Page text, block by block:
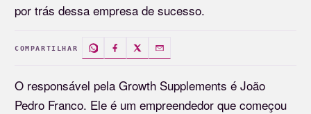
por trás dessa empresa de sucesso.
COMPARTILHAR
O responsável pela Growth Supplements é João
Pedro Franco. Ele é um empreendedor que começou